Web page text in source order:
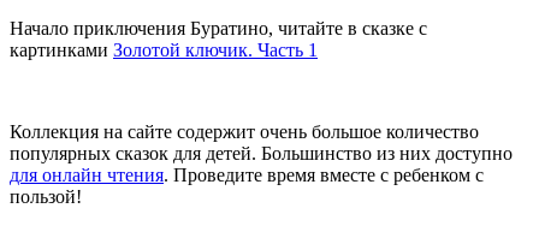
Начало приключения Буратино, читайте в сказке с
картинками Золотой ключик. Часть 1
Коллекция на сайте содержит очень большое количество
популярных сказок для детей. Большинство из них доступно
для онлайн чтения. Проведите время вместе с ребенком с
пользой!